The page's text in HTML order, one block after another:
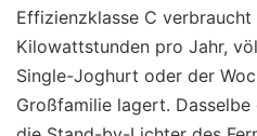
Effizienzklasse C
Kilowattstunden pro Jahr,
Single-Joghurt oder der
Großfamilie lagert.